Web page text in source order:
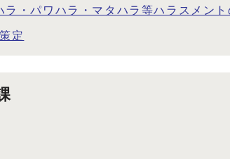
・パワハラ・マタハラ等ハラスメント
定